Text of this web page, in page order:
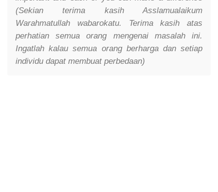
(Sekian terima kasih Asslamualaikum
Warahmatullah wabarokatu. Terima kasih atas
perhatian semua orang mengenai masalah ini.
Ingatlah kalau semua orang berharga dan setiap
individu dapat membuat perbedaan)